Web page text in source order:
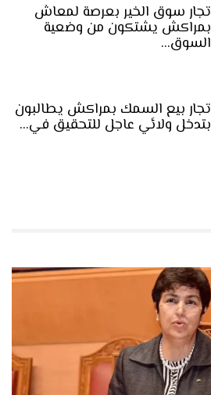
تجار سوق الخير بعرصة لمعاش
بمراكش يشتكون من وضعية
السوق…
تجار بيع السمك بمراكش يطالبون
بتدخل ولائي عاجل للتحقيق في…